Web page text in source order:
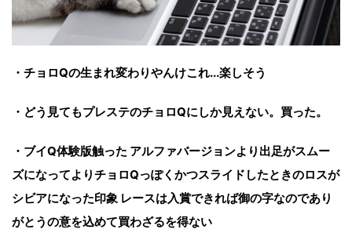
・チョロQの生まれ変わりやんけこれ...楽しそう
・どう見てもプレステのチョロQにしか見えない。買った。
・ブイQ体験版触った アルファバージョンより出足がスムー
ズになってよりチョロQっぽくかつスライドしたときのロスが
シビアになった印象 レースは入賞できれば御の字なのであり
がとうの意を込めて買わざるを得ない